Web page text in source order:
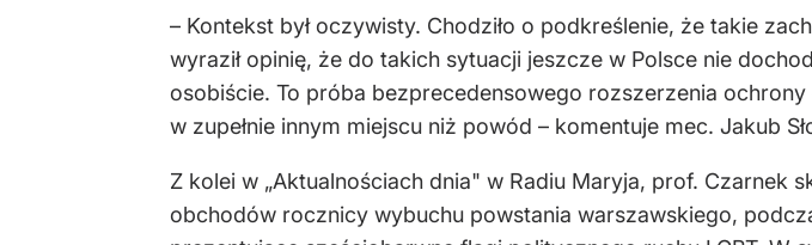
– Kontekst był oczywisty. Chodziło o podkreślenie, że takie
wyraził opinię, że do takich sytuacji jeszcze w Polsce nie
osobiście. To próba bezprecedensowego rozszerzenia
w zupełnie innym miejscu niż powód – komentuje mec. Jakub
Z kolei w „Aktualnościach dnia" w Radiu Maryja, prof. Czarnek
obchodów rocznicy wybuchu powstania warszawskiego,